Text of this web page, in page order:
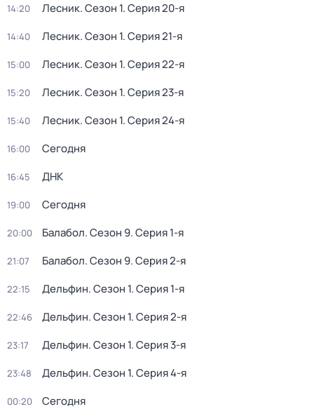
14:20 Лесник. Сезон 1. Серия 20-я
14:40 Лесник. Сезон 1. Серия 21-я
15:00 Лесник. Сезон 1. Серия 22-я
15:20 Лесник. Сезон 1. Серия 23-я
15:40 Лесник. Сезон 1. Серия 24-я
16:00 Сегодня
16:45 ДНК
19:00 Сегодня
20:00 Балабол. Сезон 9. Серия 1-я
21:07 Балабол. Сезон 9. Серия 2-я
22:15 Дельфин. Сезон 1. Серия 1-я
22:46 Дельфин. Сезон 1. Серия 2-я
23:17 Дельфин. Сезон 1. Серия 3-я
23:48 Дельфин. Сезон 1. Серия 4-я
00:20 Сегодня